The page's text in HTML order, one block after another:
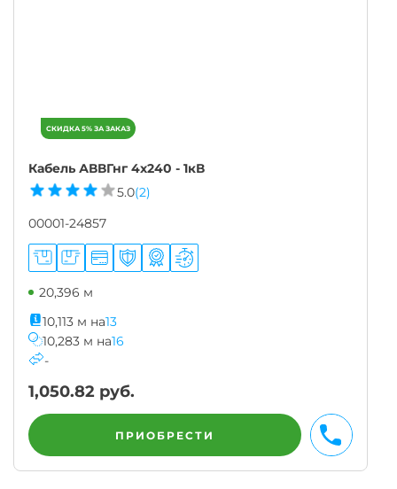
Кабель АВВГнг 4х240 - 1кВ
5.0(2)
00001-24857
20,396 м
10,113 м на13
10,283 м на16
-
1,050.82 руб.
ПРИОБРЕСТИ